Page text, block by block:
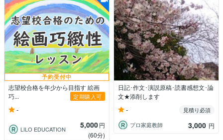
予約受付中
志望校合格を年少から目指す 絵画
巧...
定期購入可
-
LILO EDUCATION 5,000円
(60分)
日記･作文･演説原稿･読書感想文･論
文★添削します
-
見積り必須
プロ家庭教師
3,000 円